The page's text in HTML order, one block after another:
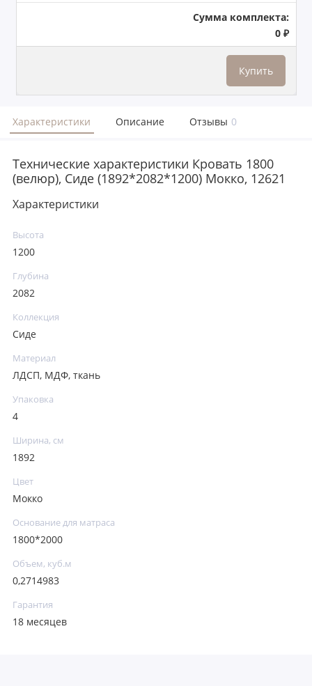
Сумма комплекта:
0 ₽
Купить
Характеристики Описание Отзывы 0
Технические характеристики Кровать 1800
(велюр), Сиде (1892*2082*1200) Мокко, 12621
Характеристики
Высота
1200
Глубина
2082
Коллекция
Сиде
Материал
ЛДСП, МДФ, ткань
Упаковка
4
Ширина, см
1892
Цвет
Мокко
Основание для матраса
1800*2000
Объем, куб.м
0,2714983
Гарантия
18 месяцев